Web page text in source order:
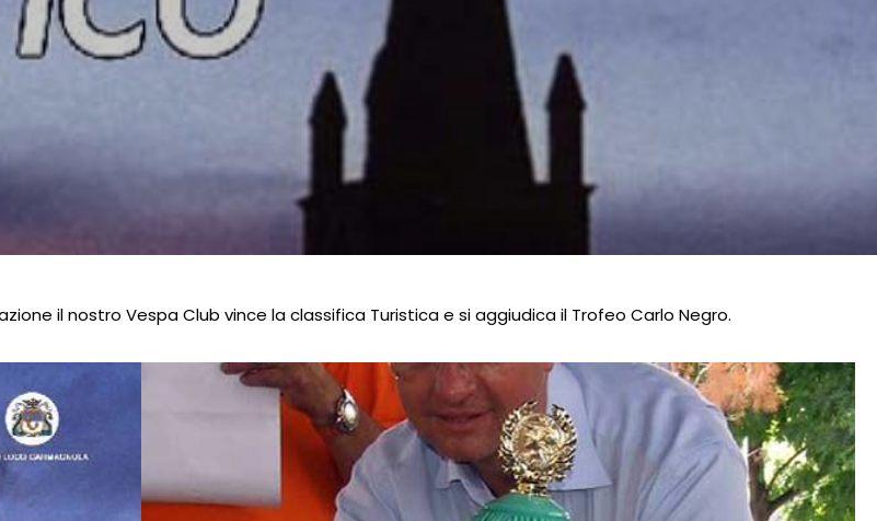
il nostro Vespa Club vince la classifica Turistica e si aggiudica il Trofeo Carlo Negro.